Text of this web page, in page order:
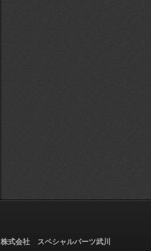
株式会社 スペシャルパーツ武川